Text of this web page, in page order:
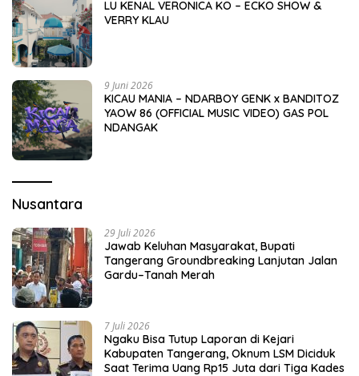
LU KENAL VERONICA KO – ECKO SHOW &
VERRY KLAU
9 Juni 2026
KICAU MANIA – NDARBOY GENK x BANDITOZ
YAOW 86 (OFFICIAL MUSIC VIDEO) GAS POL
NDANGAK
Nusantara
29 Juli 2026
Jawab Keluhan Masyarakat, Bupati
Tangerang Groundbreaking Lanjutan Jalan
Gardu–Tanah Merah
7 Juli 2026
Ngaku Bisa Tutup Laporan di Kejari
Kabupaten Tangerang, Oknum LSM Diciduk
Saat Terima Uang Rp15 Juta dari Tiga Kades